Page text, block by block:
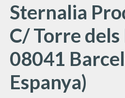
Sternalia
C/ Torre
08041
Espanya)